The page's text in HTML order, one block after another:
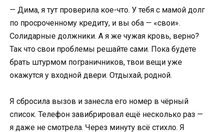
— Дима, я тут проверила кое-что. У тебя с мамой долг
по просроченному кредиту, и вы оба — «свои».
Солидарные должники. А я же чужая кровь, верно?
Так что свои проблемы решайте сами. Пока будете
брать штурмом пограничников, твои вещи уже
окажутся у входной двери. Отдыхай, родной.
Я сбросила вызов и занесла его номер в чёрный
список. Телефон завибрировал ещё несколько раз —
я даже не смотрела. Через минуту всё стихло. Я